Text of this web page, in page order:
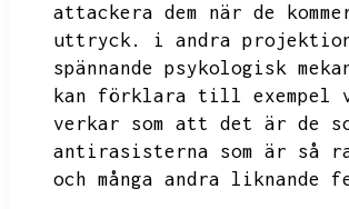
attackera dem när de
uttryck.
i andra
spännande psykologisk
kan förklara till exempel
verkar som att det är de
antirasisterna som är så
och många andra liknande